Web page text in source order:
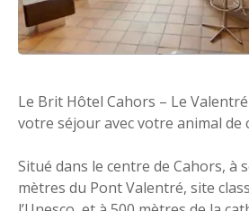
Le Brit Hôtel Cahors – Le
votre séjour avec votre animal de
Situé dans le centre de Cahors, à
mètres du Pont Valentré, site